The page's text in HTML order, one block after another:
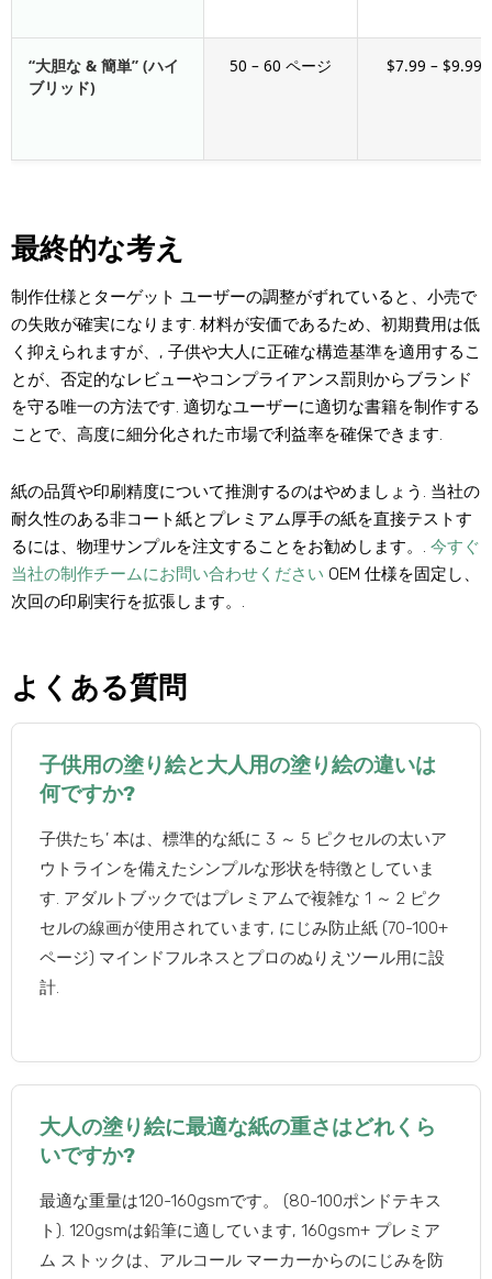
“大胆な & 簡単” (ハイ
ブリッド)
50 – 60 ページ $7.99 – $9.99
最終的な考え
制作仕様とターゲット ユーザーの調整がずれていると、小売で
の失敗が確実になります. 材料が安価であるため、初期費用は低
く抑えられますが、, 子供や大人に正確な構造基準を適用するこ
とが、否定的なレビューやコンプライアンス罰則からブランド
を守る唯一の方法です. 適切なユーザーに適切な書籍を制作する
ことで、高度に細分化された市場で利益率を確保できます.
紙の品質や印刷精度について推測するのはやめましょう. 当社の
耐久性のある非コート紙とプレミアム厚手の紙を直接テストす
るには、物理​​サンプルを注文することをお勧めします。. 今すぐ
当社の制作チームにお問い合わせください OEM 仕様を固定し、
次回の印刷実行を拡張します。.
よくある質問
子供用の塗り絵と大人用の塗り絵の違いは
何ですか?
子供たち’ 本は、標準的な紙に 3 ～ 5 ピクセルの太いア
ウトラインを備えたシンプルな形状を特徴としていま
す. アダルトブックではプレミアムで複雑な 1 ～ 2 ピク
セルの線画が使用されています, にじみ防止紙 (70-100+
ページ) マインドフルネスとプロのぬりえツール用に設
計.
大人の塗り絵に最適な紙の重さはどれくら
いですか?
最適な重量は120-160gsmです。 (80-100ポンドテキス
ト). 120gsmは鉛筆に適しています, 160gsm+ プレミア
ム ストックは、アルコール マーカーからのにじみを防